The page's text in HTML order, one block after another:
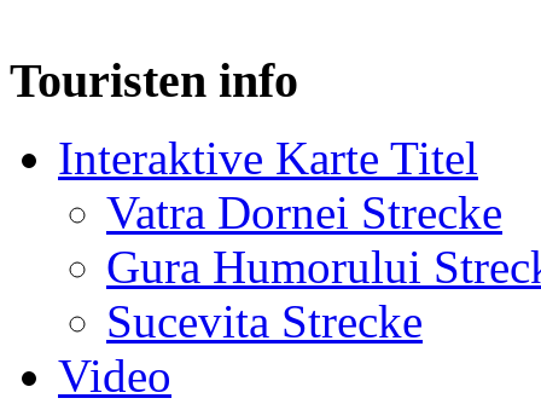
Touristen info
Interaktive Karte Titel
Vatra Dornei Strecke
Gura Humorului
Sucevita Strecke
Video